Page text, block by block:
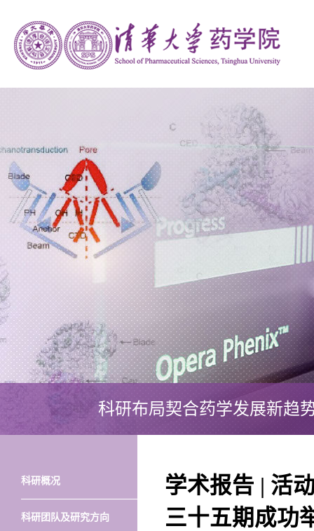
科研布局契合药学发展新趋
科研概况
科研团队及研究方向
学术报告 | 活
三十五期成功